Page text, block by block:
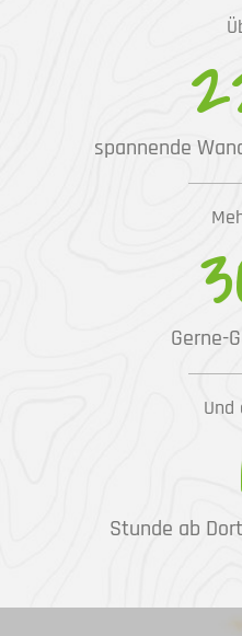
spannende
Gerne-
Und
Stunde ab